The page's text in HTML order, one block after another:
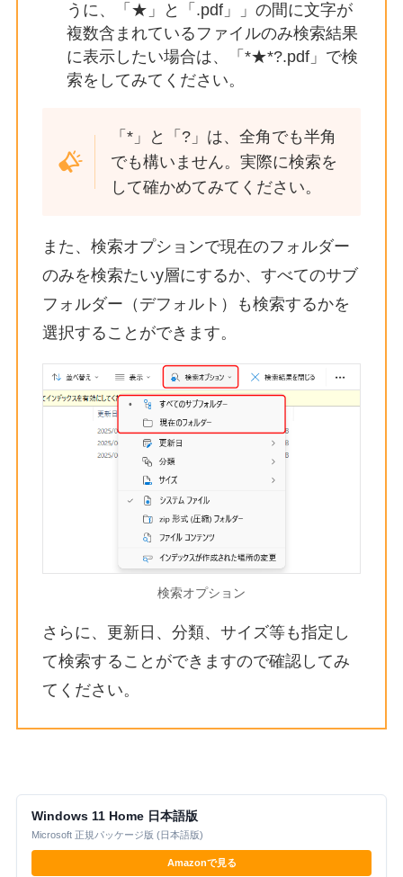
うに、「★」と「.pdf」」の間に文字が
複数含まれているファイルのみ検索結果
に表示したい場合は、「*★*?.pdf」で検
索をしてみてください。
「*」と「?」は、全角でも半角
でも構いません。実際に検索を
して確かめてみてください。
また、検索オプションで現在のフォルダー
のみを検索たいy層にするか、すべてのサブ
フォルダー（デフォルト）も検索するかを
選択することができます。
検索オプション
さらに、更新日、分類、サイズ等も指定し
て検索することができますので確認してみ
てください。
Windows 11 Home 日本語版
Microsoft 正規パッケージ版 (日本語版)
Amazonで見る